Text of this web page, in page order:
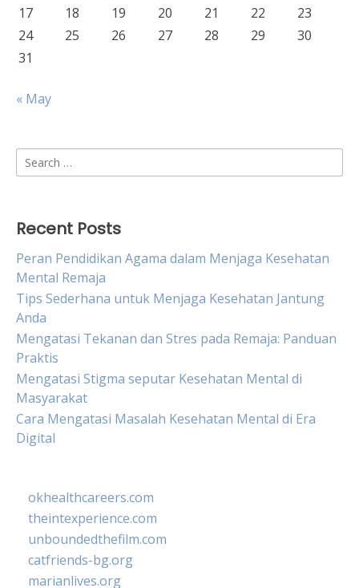
17
18 19 20 21 22
23
24
25 26 27 28 29
30
31
« May
Search
for:
Recent Posts
Peran Pendidikan Agama dalam Menjaga Kesehatan
Mental Remaja
Tips Sederhana untuk Menjaga Kesehatan Jantung
Anda
Mengatasi Tekanan dan Stres pada Remaja: Panduan
Praktis
Mengatasi Stigma seputar Kesehatan Mental di
Masyarakat
Cara Mengatasi Masalah Kesehatan Mental di Era
Digital
okhealthcareers.com
theintexperience.com
unboundedthefilm.com
catfriends-bg.org
marianlives.org